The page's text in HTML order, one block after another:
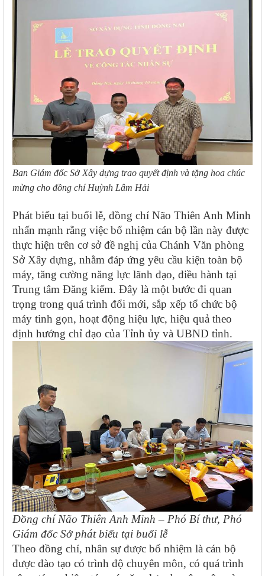
Ban Giám đốc Sở Xây dựng trao quyết định và tặng hoa chúc
mừng cho đồng chí Huỳnh Lâm Hải
Phát biểu tại buổi lễ, đồng chí Não Thiên Anh Minh
nhấn mạnh rằng việc bổ nhiệm cán bộ lần này được
thực hiện trên cơ sở đề nghị của Chánh Văn phòng
Sở Xây dựng, nhằm đáp ứng yêu cầu kiện toàn bộ
máy, tăng cường năng lực lãnh đạo, điều hành tại
Trung tâm Đăng kiểm. Đây là một bước đi quan
trọng trong quá trình đổi mới, sắp xếp tổ chức bộ
máy tinh gọn, hoạt động hiệu lực, hiệu quả theo
định hướng chỉ đạo của Tỉnh ủy và UBND tỉnh.
Đồng chí Não Thiên Anh Minh – Phó Bí thư, Phó
Giám đốc Sở phát biểu tại buổi lễ
Theo đồng chí, nhân sự được bổ nhiệm là cán bộ
được đào tạo có trình độ chuyên môn, có quá trình